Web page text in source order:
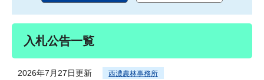
入札公告一覧
2026年7月27日更新 西濃農林事務所